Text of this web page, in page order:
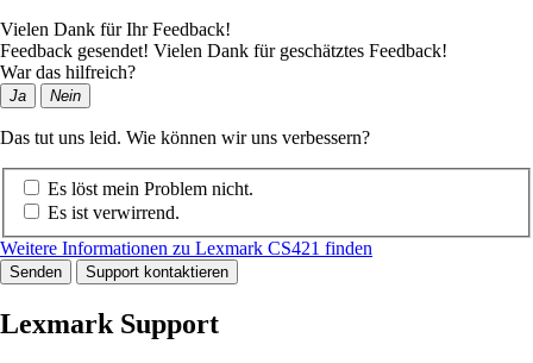
Vielen Dank für Ihr Feedback!
Feedback gesendet! Vielen Dank für geschätztes Feedback!
War das hilfreich?
Ja Nein
Das tut uns leid. Wie können wir uns verbessern?
Es löst mein Problem nicht.
Es ist verwirrend.
Weitere Informationen zu Lexmark CS421 finden
Senden Support kontaktieren
Lexmark Support